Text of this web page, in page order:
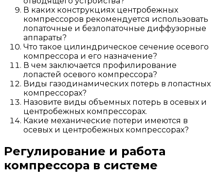
В каких конструкциях центробежных
компрессоров рекомендуется использовать
лопаточные и безлопаточные диффузорные
аппараты?
Что такое цилиндрическое сечение осевого
компрессора и его назначение?
В чем заключается профилирование
лопастей осевого компрессора?
Виды газодинамических потерь в лопастных
компрессорах?
Назовите виды объемных потерь в осевых и
центробежных компрессорах.
Какие механические потери имеются в
осевых и центробежных компрессорах?
Регулирование и работа
компрессора в системе